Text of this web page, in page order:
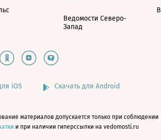
Ведомости Северо-
Запад
iOS Скачать для Android
материалов допускается только при соблюдении
и при наличии гиперссылки на vedomosti.ru